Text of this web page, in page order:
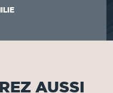
AUSSI